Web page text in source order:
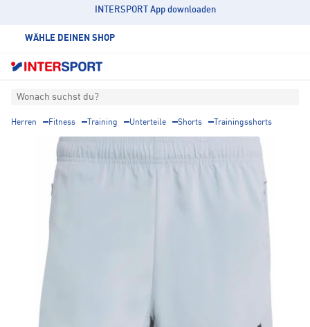
INTERSPORT App downloaden
WÄHLE DEINEN SHOP
Wonach suchst du?
Herren Fitness Training Unterteile Shorts Trainingsshorts